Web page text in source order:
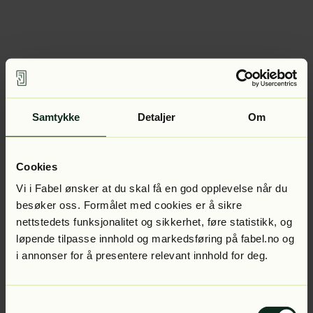
Samtykke Detaljer Om
Cookies
Vi i Fabel ønsker at du skal få en god opplevelse når du
besøker oss. Formålet med cookies er å sikre
nettstedets funksjonalitet og sikkerhet, føre statistikk, og
løpende tilpasse innhold og markedsføring på fabel.no og
i annonser for å presentere relevant innhold for deg.